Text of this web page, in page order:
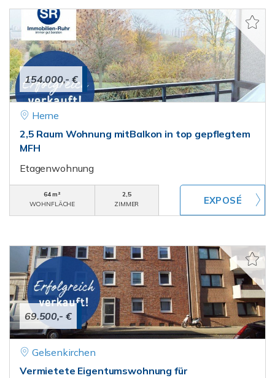
154.000,- €
Herne
2,5 Raum Wohnung mitBalkon in top gepflegtem
MFH
Etagenwohnung
64 m²
WOHNFLÄCHE
2,5
ZIMMER
69.500,- €
Gelsenkirchen
Vermietete Eigentumswohnung für